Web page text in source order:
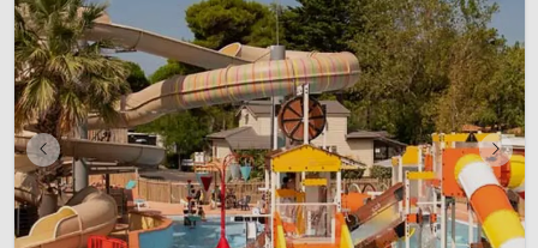
verschillende landschappen. In het zuiden strekt de kust zich
240 kilometer uit over de Middellandse Zee, het zuidwesten
is omzoomd door het Centraal Massief en de Pyreneeën. In
het oosten stroomt de Rhône door het gevarieerde
landschap. Door de veelzijdige mix van zee, bergen en
natuur tref je volop helderblauwe meren, lagunes,
moerassen en onderaardse rivieren aan. Hierdoor is de regio
een uitermate geschikte plek voor strand- en
wandelvakanties.